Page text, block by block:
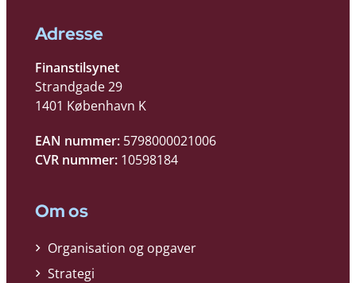
Adresse
Finanstilsynet
Strandgade 29
1401 København K
EAN nummer: 5798000021006
CVR nummer: 10598184
Om os
Organisation og opgaver
Strategi